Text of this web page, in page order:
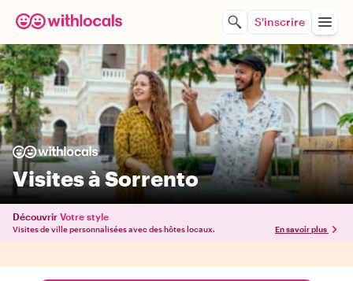
S'inscrire
Visites à Sorrento
Découvrir Votre style
Visites de ville personnalisées avec des hôtes locaux. En savoir plus